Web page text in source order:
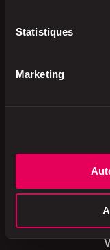
Statistiques
Marketing
Disponible chez